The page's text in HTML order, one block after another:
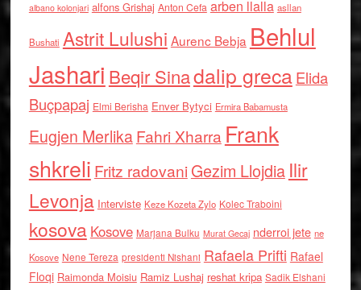
albano kolonjari alfons Grishaj Anton Cefa arben llalla asllan
Bushati Astrit Lulushi Aurenc Bebja Behlul
Jashari Beqir Sinadalip grecaElida
Buçpapaj Elmi Berisha Enver Bytyci Ermira Babamusta
Eugjen MerlikaFahri Xharra Frank
shkreli Fritz radovaniGezim Llojdia Ilir
Levonja Interviste Keze Kozeta Zylo Kolec Traboini
kosova Kosove Marjana Bulku Murat Gecaj nderroi jete ne
Kosove Nene Tereza presidenti Nishani Rafaela Prifti Rafael
Floqi Raimonda Moisiu Ramiz Lushaj reshat kripa Sadik Elshani